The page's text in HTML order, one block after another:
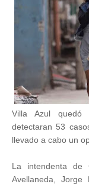
Villa Azul quedó
detectaran 53
llevado a cabo un
La intendenta de
Avellaneda,